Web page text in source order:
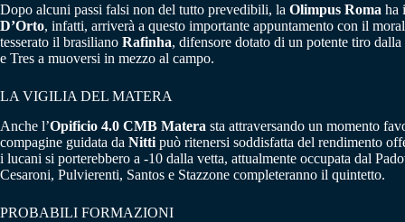
Dopo alcuni passi falsi non del tutto prevedibili, la Olimpus Roma ha
D’Orto, infatti, arriverà a questo importante appuntamento con il
tesserato il brasiliano Rafinha, difensore dotato di un potente tiro
e Tres a muoversi in mezzo al campo.
LA VIGILIA DEL MATERA
Anche l’Opificio 4.0 CMB Matera sta attraversando un momento
compagine guidata da Nitti può ritenersi soddisfatta del rendimento
i lucani si porterebbero a -10 dalla vetta, attualmente occupata dal
Cesaroni, Pulvierenti, Santos e Stazzone completeranno il quintetto.
PROBABILI FORMAZIONI